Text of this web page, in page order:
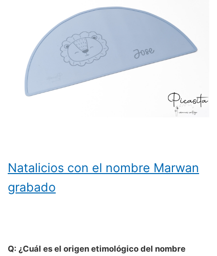
Natalicios con el nombre Marwan
grabado
Q: ¿Cuál es el origen etimológico del nombre